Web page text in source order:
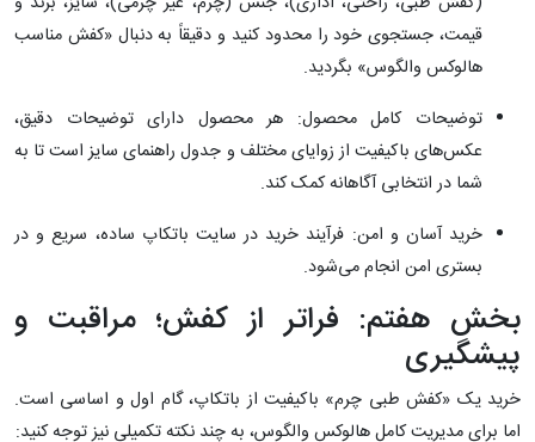
قیمت، جستجوی خود را محدود کنید و دقیقاً به دنبال «کفش مناسب
هالوکس والگوس» بگردید.
توضیحات کامل محصول: هر محصول دارای توضیحات دقیق،
عکس‌های باکیفیت از زوایای مختلف و جدول راهنمای سایز است تا به
شما در انتخابی آگاهانه کمک کند.
خرید آسان و امن: فرآیند خرید در سایت باتکاپ ساده، سریع و در
بستری امن انجام می‌شود.
بخش هفتم: فراتر از کفش؛ مراقبت و
پیشگیری
خرید یک «کفش طبی چرم» باکیفیت از باتکاپ، گام اول و اساسی است.
اما برای مدیریت کامل هالوکس والگوس، به چند نکته تکمیلی نیز توجه کنید: